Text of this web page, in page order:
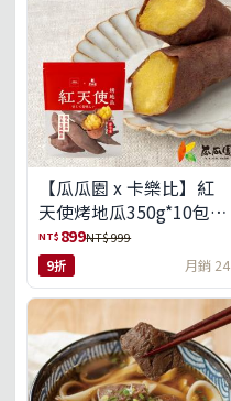
【瓜瓜園 x 卡樂比】紅
天使烤地瓜350g*10包
(免運組)
NT$ 899NT$ 999
9折 月銷 24